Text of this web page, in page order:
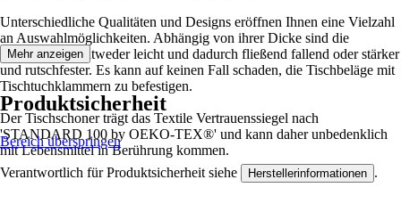
Unterschiedliche Qualitäten und Designs eröffnen Ihnen eine Vielzahl
an Auswahlmöglichkeiten. Abhängig von ihrer Dicke sind die
Tischschoner entweder leicht und dadurch fließend fallend oder stärker
und rutschfester. Es kann auf keinen Fall schaden, die Tischbeläge mit
Tischtuchklammern zu befestigen.
Der Tischschoner trägt das Textile Vertrauenssiegel nach
'STANDARD 100 by OEKO-TEX®' und kann daher unbedenklich
mit Lebensmittel in Berührung kommen.
Mehr anzeigen
Produktsicherheit
Bereich überspringen
Verantwortlich für Produktsicherheit siehe Herstellerinformationen .